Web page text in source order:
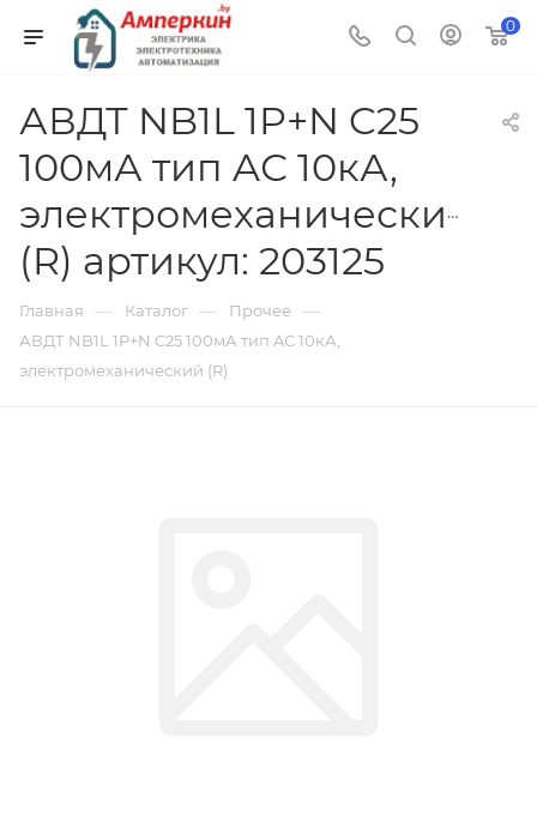
0
АВДТ NB1L 1P+N C25
100мА тип AС 10кА,
электромеханический
(R) артикул: 203125
Главная — Каталог — Прочее —
АВДТ NB1L 1P+N C25 100мА тип AС 10кА,
электромеханический (R)